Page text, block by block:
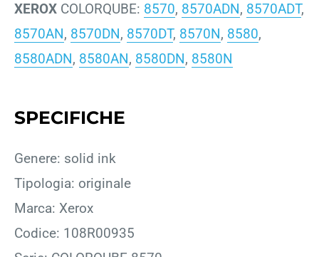
XEROX COLORQUBE: 8570, 8570ADN, 8570ADT,
8570AN, 8570DN, 8570DT, 8570N, 8580,
8580ADN, 8580AN, 8580DN, 8580N
SPECIFICHE
Genere: solid ink
Tipologia: originale
Marca: Xerox
Codice: 108R00935